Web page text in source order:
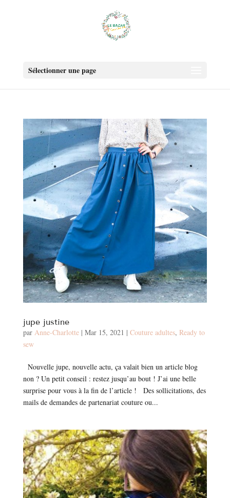
Sélectionner une page
jupe justine
par Anne-Charlotte| Mar 15, 2021 | Couture adultes, Ready to
sew
Nouvelle jupe, nouvelle actu, ça valait bien un article blog
non ? Un petit conseil : restez jusqu’au bout ! J’ai une belle
surprise pour vous à la fin de l’article ! Des sollicitations, des
mails de demandes de partenariat couture ou...